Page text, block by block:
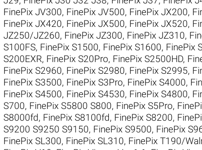
FinePix JV300, FinePix JV500, FinePix JX200,
FinePix JX420, FinePix JX500, FinePix JX520,
JZ250/JZ260, FinePix JZ300, FinePix JZ310,
S100FS, FinePix S1500, FinePix S1600, FinePix
S200EXR, FinePix S20Pro, FinePix S2500HD,
FinePix S2960, FinePix S2980, FinePix S2995,
FinePix S3500, FinePix S3Pro, FinePix S4000,
FinePix S4500, FinePix S4530, FinePix S4800,
S700, FinePix S5800 S800, FinePix S5Pro,
S8000fd, FinePix S8100fd, FinePix S8200,
S9200 S9250 S9150, FinePix S9500, FinePix
FinePix SL300, FinePix SL310, FinePix T190/